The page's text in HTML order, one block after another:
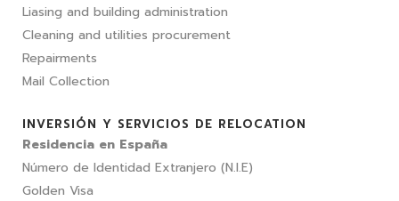
Liasing and building administration
Cleaning and utilities procurement
Repairments
Mail Collection
INVERSIÓN Y SERVICIOS DE RELOCATION
Residencia en España
Número de Identidad Extranjero (N.I.E)
Golden Visa